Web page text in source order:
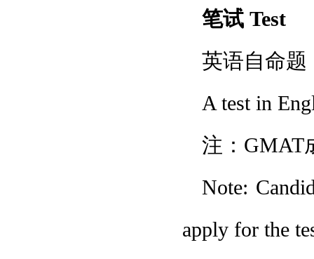
笔试 Test
英语自命题
A test in
注：GMAT
Note:
apply for the